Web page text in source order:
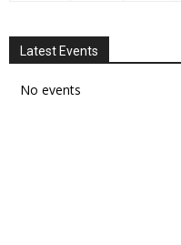
Latest Events
No events